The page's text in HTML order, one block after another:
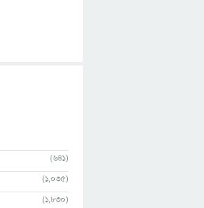
(641)
(1,035)
(1,830)